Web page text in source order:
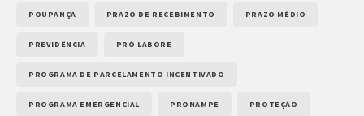
POUPANÇA PRAZO DE RECEBIMENTO PRAZO MÉDIO
PREVIDÊNCIA PRÓ LABORE
PROGRAMA DE PARCELAMENTO INCENTIVADO
PROGRAMA EMERGENCIAL PRONAMPE PROTEÇÃO